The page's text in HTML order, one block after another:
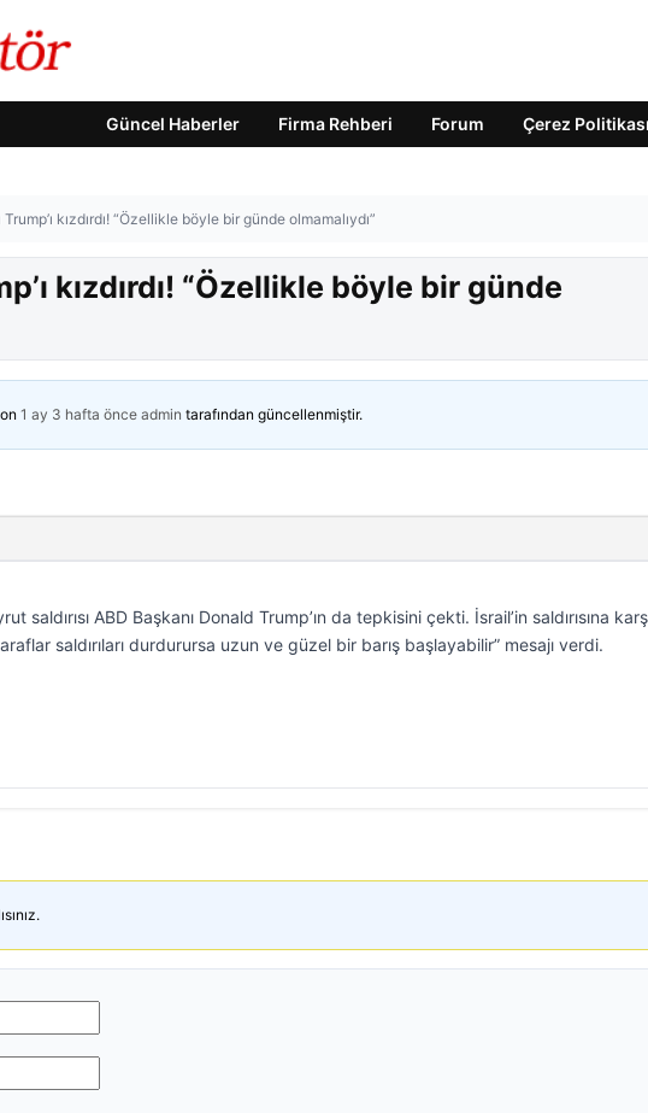
Güncel Haberler Firma Rehberi Forum Çerez Politikası
Trump’ı kızdırdı! “Özellikle böyle bir günde olmamalıydı”
kızdırdı! “Özellikle böyle bir günde
1 ay 3 hafta önce admin tarafından güncellenmiştir.
saldırısı ABD Başkanı Donald Trump’ın da tepkisini çekti. İsrail’in saldırısına
saldırıları durdurursa uzun ve güzel bir barış başlayabilir” mesajı verdi.